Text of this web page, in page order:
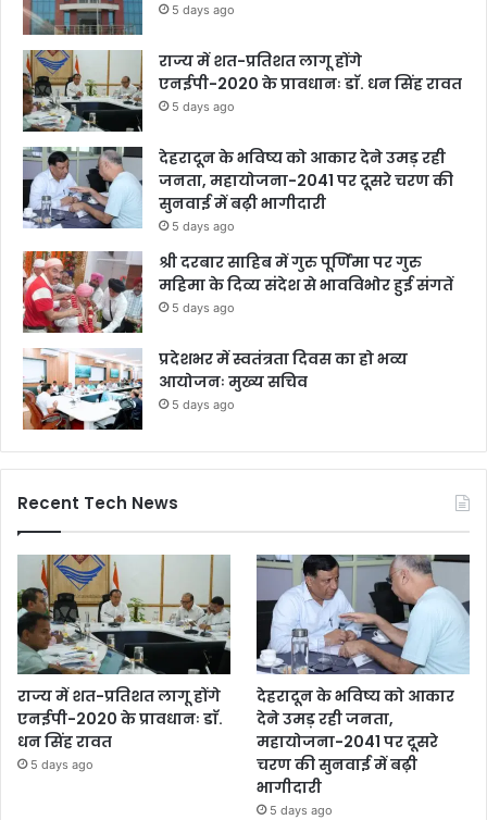
5 days ago
राज्य में शत-प्रतिशत लागू होंगे
एनईपी-2020 के प्रावधानः डाॅ. धन सिंह रावत
5 days ago
देहरादून के भविष्य को आकार देने उमड़ रही
जनता, महायोजना-2041 पर दूसरे चरण की
सुनवाई में बढ़ी भागीदारी
5 days ago
श्री दरबार साहिब में गुरु पूर्णिमा पर गुरु
महिमा के दिव्य संदेश से भावविभोर हुई संगतें
5 days ago
प्रदेशभर में स्वतंत्रता दिवस का हो भव्य
आयोजनः मुख्य सचिव
5 days ago
Recent Tech News
राज्य में शत-प्रतिशत लागू होंगे
एनईपी-2020 के प्रावधानः डाॅ.
धन सिंह रावत
5 days ago
देहरादून के भविष्य को आकार
देने उमड़ रही जनता,
महायोजना-2041 पर दूसरे
चरण की सुनवाई में बढ़ी
भागीदारी
5 days ago